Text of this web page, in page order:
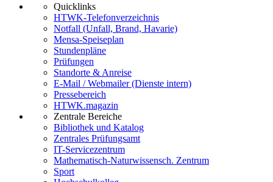
Quicklinks
HTWK-Telefonverzeichnis
Notfall (Unfall, Brand, Havarie)
Mensa-Speiseplan
Stundenpläne
Prüfungen
Standorte & Anreise
E-Mail / Webmailer (Dienste intern)
Pressebereich
HTWK.magazin
Zentrale Bereiche
Bibliothek und Katalog
Zentrales Prüfungsamt
IT-Servicezentrum
Mathematisch-Naturwissensch. Zentrum
Sport